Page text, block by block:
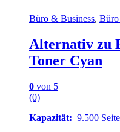
Büro & Business,
Alternativ zu
Toner Cyan
0 von 5
(0)
Kapazität: 9.500